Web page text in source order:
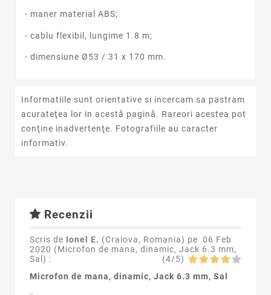
- maner material ABS;
- cablu flexibil, lungime 1.8 m;
- dimensiune Ø53 / 31 x 170 mm.
Informatiile sunt orientative si incercam sa pastram
acurateţea lor in acestă pagină. Rareori acestea pot
conţine inadvertenţe. Fotografiile au caracter
informativ.
Recenzii
Scris de Ionel E. (Craiova, Romania) pe 06 Feb
2020 (Microfon de mana, dinamic, Jack 6.3 mm,
Sal ) : (4/5)
Microfon de mana, dinamic, Jack 6.3 mm, Sal